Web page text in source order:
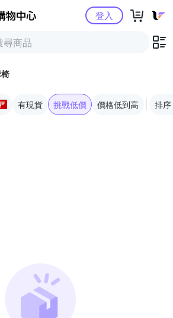
Yahoo購物中心登入
有現貨 挑戰低價 價格低到高 排序